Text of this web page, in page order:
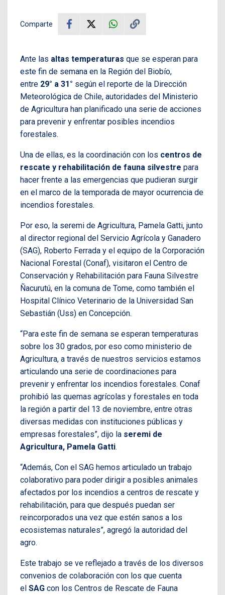
Comparte
Ante las altas temperaturas que se esperan para
este fin de semana en la Región del Biobío,
entre 29° a 31° según el reporte de la Dirección
Meteorológica de Chile, autoridades del Ministerio
de Agricultura han planificado una serie de acciones
para prevenir y enfrentar posibles incendios
forestales.
Una de ellas, es la coordinación con los centros de
rescate y rehabilitación de fauna silvestre para
hacer frente a las emergencias que pudieran surgir
en el marco de la temporada de mayor ocurrencia de
incendios forestales.
Por eso, la seremi de Agricultura, Pamela Gatti, junto
al director regional del Servicio Agrícola y Ganadero
(SAG), Roberto Ferrada y el equipo de la Corporación
Nacional Forestal (Conaf), visitaron el Centro de
Conservación y Rehabilitación para Fauna Silvestre
Ñacurutú, en la comuna de Tome, como también el
Hospital Clínico Veterinario de la Universidad San
Sebastián (Uss) en Concepción.
“Para este fin de semana se esperan temperaturas
sobre los 30 grados, por eso como ministerio de
Agricultura, a través de nuestros servicios estamos
articulando una serie de coordinaciones para
prevenir y enfrentar los incendios forestales. Conaf
prohibió las quemas agrícolas y forestales en toda
la región a partir del 13 de noviembre, entre otras
diversas medidas con instituciones públicas y
empresas forestales”, dijo la seremi de
Agricultura, Pamela Gatti.
“Además, Con el SAG hemos articulado un trabajo
colaborativo para poder dirigir a posibles animales
afectados por los incendios a centros de rescate y
rehabilitación, para que después puedan ser
reincorporados una vez que estén sanos a los
ecosistemas naturales”, agregó la autoridad del
agro.
Este trabajo se ve reflejado a través de los diversos
convenios de colaboración con los que cuenta
el SAG con los Centros de Rescate de Fauna